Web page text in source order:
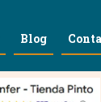
Blog